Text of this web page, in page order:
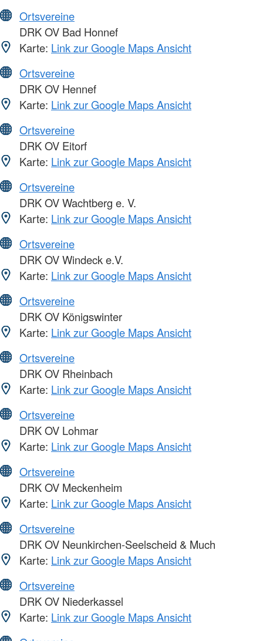
Ortsvereine
DRK OV Bad Honnef
Karte: Link zur Google Maps Ansicht
Ortsvereine
DRK OV Hennef
Karte: Link zur Google Maps Ansicht
Ortsvereine
DRK OV Eitorf
Karte: Link zur Google Maps Ansicht
Ortsvereine
DRK OV Wachtberg e. V.
Karte: Link zur Google Maps Ansicht
Ortsvereine
DRK OV Windeck e.V.
Karte: Link zur Google Maps Ansicht
Ortsvereine
DRK OV Königswinter
Karte: Link zur Google Maps Ansicht
Ortsvereine
DRK OV Rheinbach
Karte: Link zur Google Maps Ansicht
Ortsvereine
DRK OV Lohmar
Karte: Link zur Google Maps Ansicht
Ortsvereine
DRK OV Meckenheim
Karte: Link zur Google Maps Ansicht
Ortsvereine
DRK OV Neunkirchen-Seelscheid & Much
Karte: Link zur Google Maps Ansicht
Ortsvereine
DRK OV Niederkassel
Karte: Link zur Google Maps Ansicht